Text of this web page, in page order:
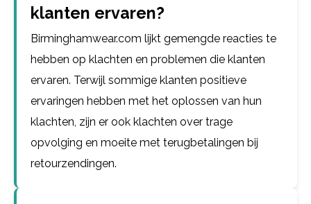
klanten ervaren?
Birminghamwear.com lijkt gemengde reacties te
hebben op klachten en problemen die klanten
ervaren. Terwijl sommige klanten positieve
ervaringen hebben met het oplossen van hun
klachten, zijn er ook klachten over trage
opvolging en moeite met terugbetalingen bij
retourzendingen.